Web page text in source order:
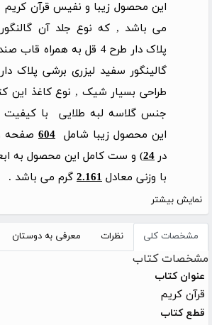
این محصول زیبا و نفیس قرآن کریم
می باشد , که نوع جلد آن
پلاک دار طرح 4 قل به همراه
طراحی بسیار شیک , نوع کاغذ این
جنس گلاسه لبه طلایی با
این محصول زیبا شامل 604 صفحه
در 24) و ست کامل این محصول به
با وزنی معادل 2.161 گرم می باشد .
نمایش بیشتر
مشخصات کلی نظرات معرفی به دوستان
مشخصات کتاب
عنوان کتاب
قرآن کریم
قطع کتاب